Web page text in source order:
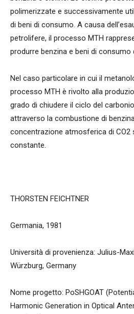
polimerizzate e successivamente
di beni di consumo. A causa
petrolifere, il processo MTH
produrre benzina e beni di consumo
Nel caso particolare in cui il
processo MTH è rivolto alla
grado di chiudere il ciclo del
attraverso la combustione di
concentrazione atmosferica di CO2
constante.
THORSTEN FEICHTNER
Germania, 1981
Università di provenienza: Julius-
Würzburg, Germany
Nome progetto: PoSHGOAT
Harmonic Generation in Optical